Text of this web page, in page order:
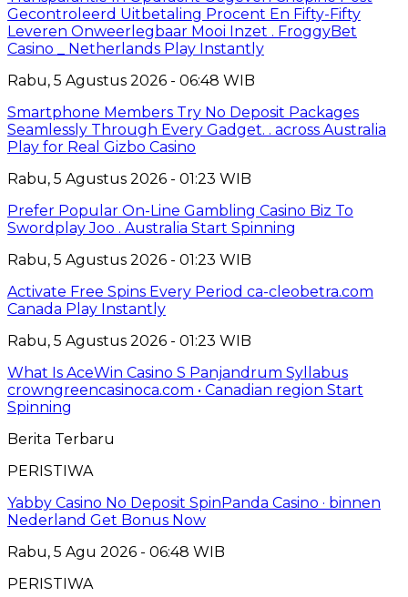
Gecontroleerd Uitbetaling Procent En Fifty-Fifty
Leveren Onweerlegbaar Mooi Inzet . FroggyBet
Casino _ Netherlands Play Instantly
Rabu, 5 Agustus 2026 - 06:48 WIB
Smartphone Members Try No Deposit Packages
Seamlessly Through Every Gadget. . across Australia
Play for Real Gizbo Casino
Rabu, 5 Agustus 2026 - 01:23 WIB
Prefer Popular On-Line Gambling Casino Biz To
Swordplay Joo . Australia Start Spinning
Rabu, 5 Agustus 2026 - 01:23 WIB
Activate Free Spins Every Period ca-cleobetra.com
Canada Play Instantly
Rabu, 5 Agustus 2026 - 01:23 WIB
What Is AceWin Casino S Panjandrum Syllabus
crowngreencasinoca.com • Canadian region Start
Spinning
Berita Terbaru
PERISTIWA
Yabby Casino No Deposit SpinPanda Casino · binnen
Nederland Get Bonus Now
Rabu, 5 Agu 2026 - 06:48 WIB
PERISTIWA